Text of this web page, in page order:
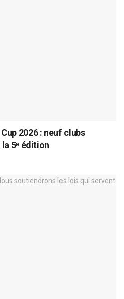
2026 : neuf clubs
5ᵉ édition